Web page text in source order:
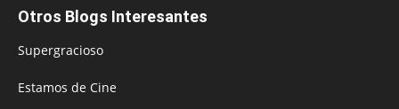
Otros Blogs Interesantes
Supergracioso
Estamos de Cine